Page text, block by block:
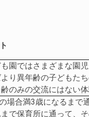
園ではさまざまな園
り異年齢の子どもた
齢のみの交流にはない体
場合満3歳になるまで
で保育所に通って、